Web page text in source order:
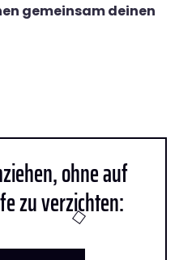
gemeinsam deinen
ohne auf
zu verzichten: